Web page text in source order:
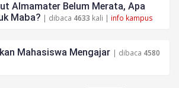
Almamater Belum Merata, Apa
Maba? | dibaca 4633 kali | info kampus
Mahasiswa Mengajar | dibaca 4580